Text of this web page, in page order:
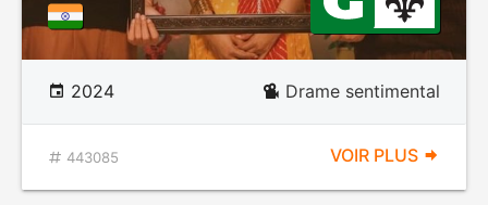
2024 Drame sentimental
443085 VOIR PLUS